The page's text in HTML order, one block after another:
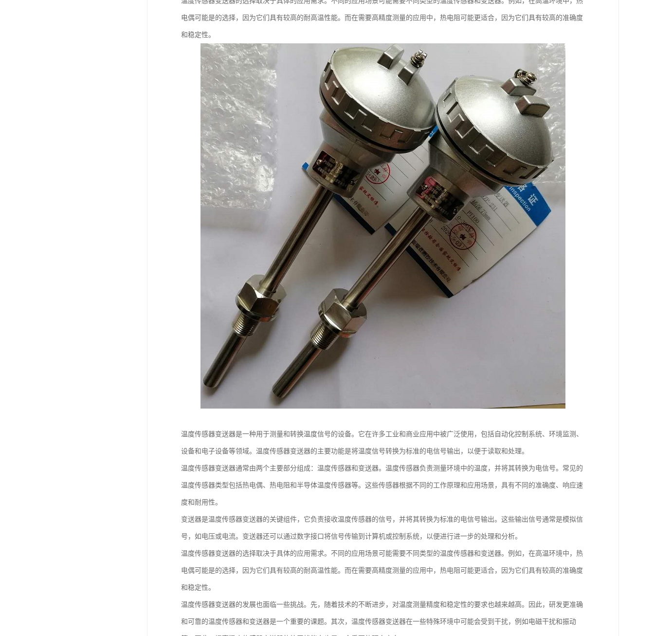
电偶可能是的选择，因为它们具有较高的耐高温性能。而在需要高精度测量的应用中，热电阻可能更适合，因为它们具有较高的准确度
和稳定性。
温度传感器变送器是一种用于测量和转换温度信号的设备。它在许多工业和商业应用中被广泛使用，包括自动化控制系统、环境监测、
设备和电子设备等领域。温度传感器变送器的主要功能是将温度信号转换为标准的电信号输出，以便于读取和处理。
温度传感器变送器通常由两个主要部分组成：温度传感器和变送器。温度传感器负责测量环境中的温度，并将其转换为电信号。常见的
温度传感器类型包括热电偶、热电阻和半导体温度传感器等。这些传感器根据不同的工作原理和应用场景，具有不同的准确度、响应速
度和耐用性。
变送器是温度传感器变送器的关键组件，它负责接收温度传感器的信号，并将其转换为标准的电信号输出。这些输出信号通常是模拟信
号，如电压或电流。变送器还可以通过数字接口将信号传输到计算机或控制系统，以便进行进一步的处理和分析。
温度传感器变送器的选择取决于具体的应用需求。不同的应用场景可能需要不同类型的温度传感器和变送器。例如，在高温环境中，热
电偶可能是的选择，因为它们具有较高的耐高温性能。而在需要高精度测量的应用中，热电阻可能更适合，因为它们具有较高的准确度
和稳定性。
温度传感器变送器的发展也面临一些挑战。先，随着技术的不断进步，对温度测量精度和稳定性的要求也越来越高。因此，研发更准确
和可靠的温度传感器和变送器是一个重要的课题。其次，温度传感器变送器在一些特殊环境中可能会受到干扰，例如电磁干扰和振动